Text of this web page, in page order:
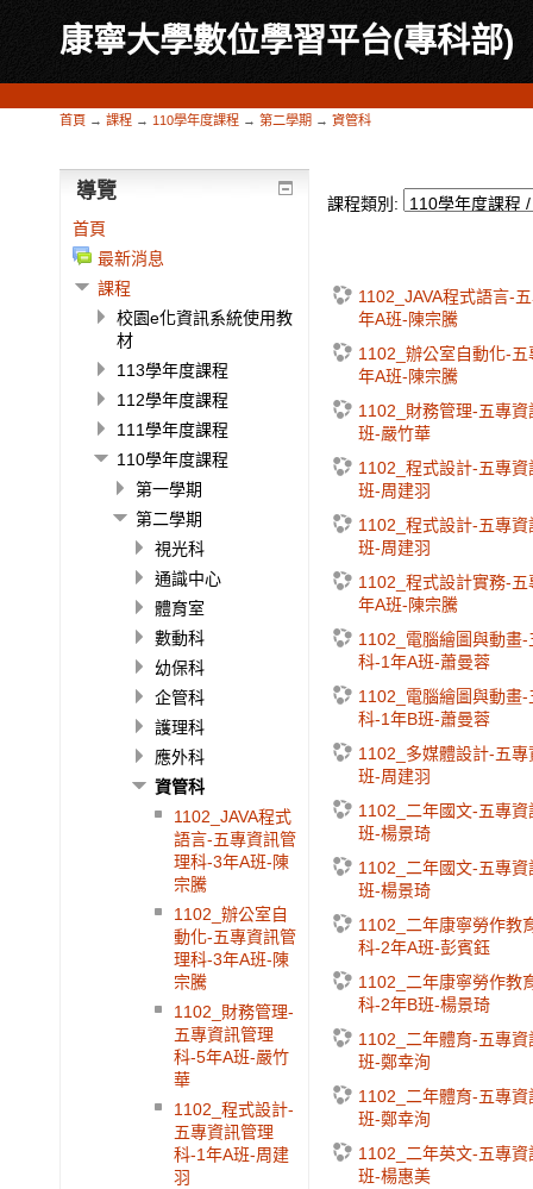
康寧大學數位學習平台(專科部)
首頁 → 課程 → 110學年度課程 → 第二學期 → 資管科
課程類別:
1102_JAVA程式語言-
年A班-陳宗騰
1102_辦公室自動化-
年A班-陳宗騰
1102_財務管理-五專
班-嚴竹華
1102_程式設計-五專
班-周建羽
1102_程式設計-五專
班-周建羽
1102_程式設計實務-
年A班-陳宗騰
1102_電腦繪圖與動畫
科-1年A班-蕭曼蓉
1102_電腦繪圖與動畫
科-1年B班-蕭曼蓉
1102_多媒體設計-五
班-周建羽
1102_二年國文-五專
班-楊景琦
1102_二年國文-五專
班-楊景琦
1102_二年康寧勞作教
科-2年A班-彭賓鈺
1102_二年康寧勞作教
科-2年B班-楊景琦
1102_二年體育-五專
班-鄭幸洵
1102_二年體育-五專
班-鄭幸洵
1102_二年英文-五專
班-楊惠美
導覽
首頁
最新消息
課程
校園e化資訊系統使用教
材
113學年度課程
112學年度課程
111學年度課程
110學年度課程
第一學期
第二學期
視光科
通識中心
體育室
數動科
幼保科
企管科
護理科
應外科
資管科
1102_JAVA程式
語言-五專資訊管
理科-3年A班-陳
宗騰
1102_辦公室自
動化-五專資訊管
理科-3年A班-陳
宗騰
1102_財務管理-
五專資訊管理
科-5年A班-嚴竹
華
1102_程式設計-
五專資訊管理
科-1年A班-周建
羽